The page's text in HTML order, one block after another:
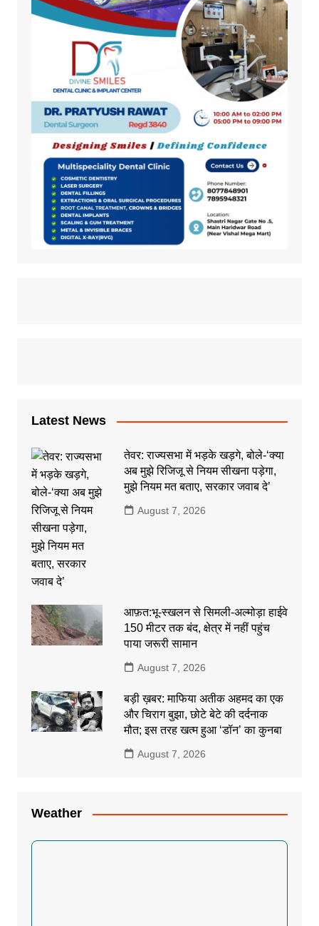
Latest News
तेवर: राज्यसभा में भड़के खड़गे, बोले-‘क्या
अब मुझे रिजिजू से नियम सीखना पड़ेगा,
मुझे नियम मत बताए, सरकार जवाब दे’
August 7, 2026
आफ़त:भू-स्खलन से सिमली-अल्मोड़ा हाईवे
150 मीटर तक बंद, क्षेत्र में नहीं पहुंच
पाया जरूरी सामान
August 7, 2026
बड़ी ख़बर: माफिया अतीक अहमद का एक
और चिराग बुझा, छोटे बेटे की दर्दनाक
मौत; इस तरह खत्म हुआ ‘डॉन’ का कुनबा
August 7, 2026
Weather